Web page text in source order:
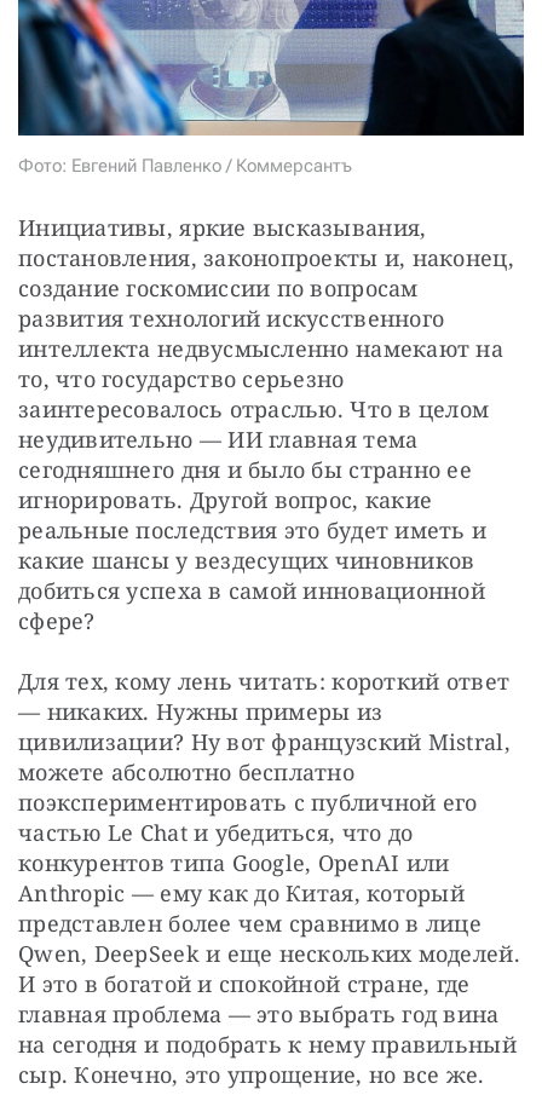
Фото: Евгений Павленко / Коммерсантъ
Инициативы, яркие высказывания,
постановления, законопроекты и, наконец,
создание госкомиссии по вопросам
развития технологий искусственного
интеллекта недвусмысленно намекают на
то, что государство серьезно
заинтересовалось отраслью. Что в целом
неудивительно — ИИ главная тема
сегодняшнего дня и было бы странно ее
игнорировать. Другой вопрос, какие
реальные последствия это будет иметь и
какие шансы у вездесущих чиновников
добиться успеха в самой инновационной
сфере?
Для тех, кому лень читать: короткий ответ
— никаких. Нужны примеры из
цивилизации? Ну вот французский Mistral,
можете абсолютно бесплатно
поэкспериментировать с публичной его
частью Le Chat и убедиться, что до
конкурентов типа Google, OpenAI или
Anthropic — ему как до Китая, который
представлен более чем сравнимо в лице
Qwen, DeepSeek и еще нескольких моделей.
И это в богатой и спокойной стране, где
главная проблема — это выбрать год вина
на сегодня и подобрать к нему правильный
сыр. Конечно, это упрощение, но все же.
ПОДЕЛИТЬСЯ С ДРУЗЬЯМИ
Если у вас есть вопросы, пишите donate@novayagazeta.ru
звоните:
+7 (929) 612-03-68